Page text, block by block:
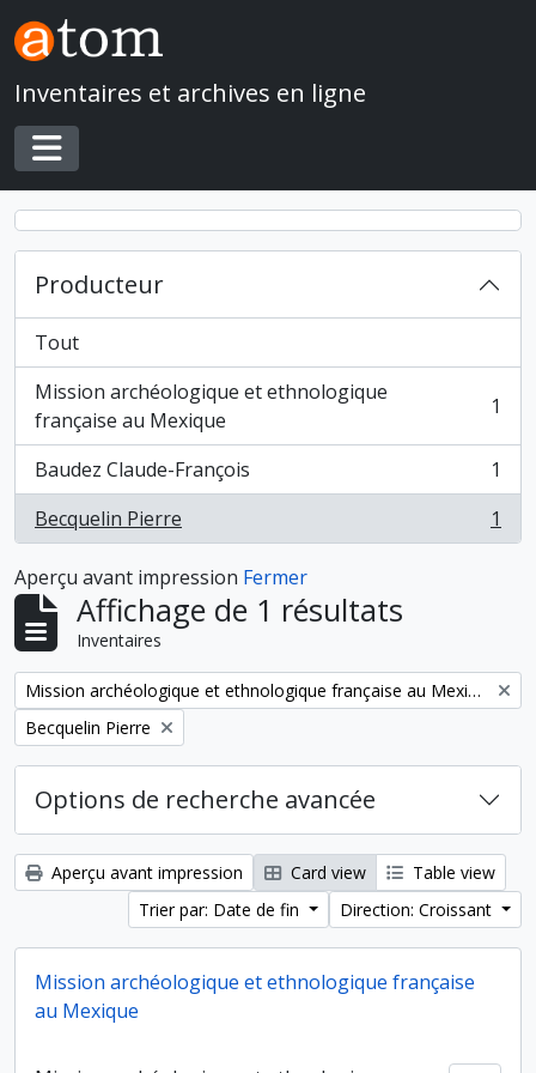
Skip to main content
Inventaires et archives en ligne
Toggle navigation
Producteur
Tout
Mission archéologique et ethnologique
française au Mexique
, 1 résultats 1
Baudez Claude-François
, 1 résultats
1
Becquelin Pierre
, 1 résultats 1
Aperçu avant impression Fermer
Affichage de 1 résultats
Inventaires
Remove filter:
Mission archéologique et ethnologique française au Mexique
Remove filter:
Becquelin Pierre
Options de recherche avancée
Aperçu avant impression Card view
Table view
Trier par: Date de fin
Direction: Croissant
Mission archéologique et ethnologique française
au Mexique